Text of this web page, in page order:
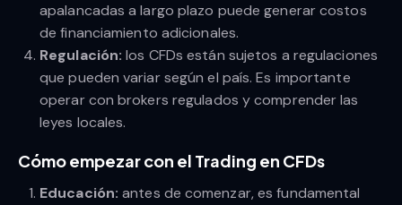
apalancadas a largo plazo puede generar costos
de financiamiento adicionales.
Regulación: los CFDs están sujetos a regulaciones
que pueden variar según el país. Es importante
operar con brokers regulados y comprender las
leyes locales.
Cómo empezar con el Trading en CFDs
Educación: antes de comenzar, es fundamental